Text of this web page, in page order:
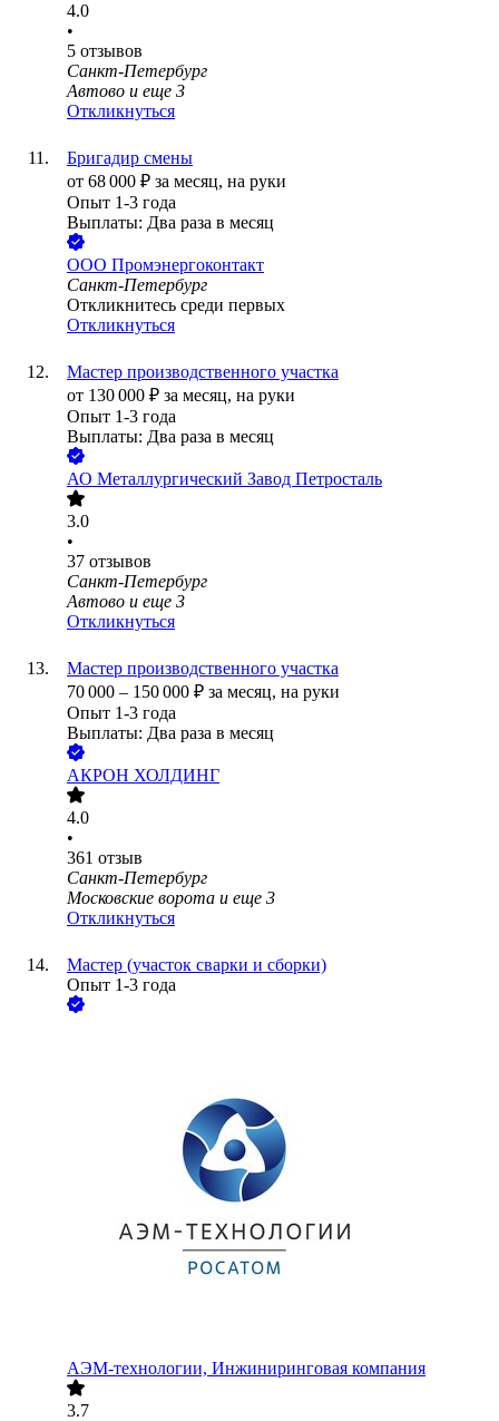
4.0
•
5 отзывов
Санкт-Петербург
Автово и еще 3
Откликнуться
Бригадир смены
от 68 000 ₽ за месяц, на руки
Опыт 1-3 года
Выплаты: Два раза в месяц
ООО Промэнергоконтакт
Санкт-Петербург
Откликнитесь среди первых
Откликнуться
Мастер производственного участка
от 130 000 ₽ за месяц, на руки
Опыт 1-3 года
Выплаты: Два раза в месяц
АО Металлургический Завод Петросталь
3.0
•
37 отзывов
Санкт-Петербург
Автово и еще 3
Откликнуться
Мастер производственного участка
70 000 – 150 000 ₽ за месяц, на руки
Опыт 1-3 года
Выплаты: Два раза в месяц
АКРОН ХОЛДИНГ
4.0
•
361 отзыв
Санкт-Петербург
Московские ворота и еще 3
Откликнуться
Мастер (участок сварки и сборки)
Опыт 1-3 года
АЭМ-технологии, Инжиниринговая компания
3.7